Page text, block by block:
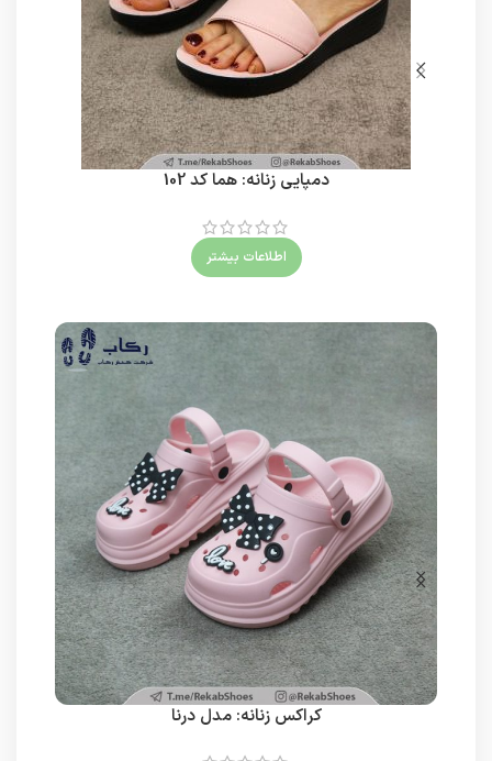
دمپایی زنانه: هما کد 102
اطلاعات بیشتر
کراکس زنانه: مدل درنا